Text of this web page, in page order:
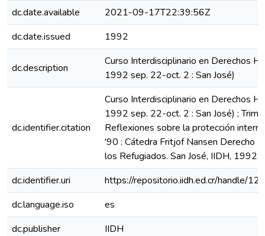
dc.date.available
2021-09-17T22:39:56Z
dc.date.issued
1992
dc.description
Curso Interdisciplinario en Derechos
1992 sep. 22-oct. 2 : San José)
dc.identifier.citation
Curso Interdisciplinario en Derechos
1992 sep. 22-oct. 2 : San José) ;
Reflexiones sobre la protección
'90 : Cátedra Fritjof Nansen Derecho
los Refugiados. San José, IIDH, 1992.
dc.identifier.uri
https://repositorio.iidh.ed.cr/handle/
dc.language.iso
es
dc.publisher
IIDH